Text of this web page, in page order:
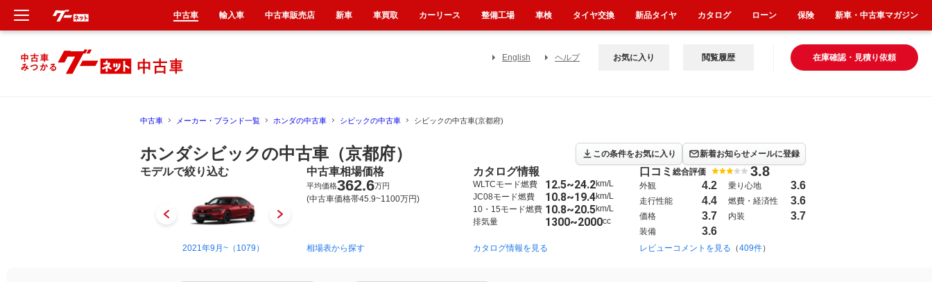
English ヘルプ 在庫確認・見積り依頼
お気に入り 閲覧履歴
中古車 メーカー・ブランド一覧 ホンダの中古車 シビックの中古車 シビックの中古車(京都府)
ホンダシビックの中古車（京都府） この条件をお気に入り 新着お知らせメールに登録
モデルで絞り込む
2021年9月~（1079） 2017年9月~2020年8月（63） 2017年9月~2021年6月（459） 2015年12月~2016年6月（22） 2009年11月~2012年6月（59）
中古車相場価格
平均価格362.6万円
(中古車価格帯45.9~1100万円)
相場表から探す
カタログ情報
WLTCモード燃費 12.5~24.2km/L
JC08モード燃費
10.8~19.4km/L
10・15モード燃費 10.8~20.5km/L
排気量
1300~2000cc
カタログ情報を見る
口コミ 総合評価 3.8
外観 4.2 乗り心地 3.6
走行性能 4.4 燃費・経済性 3.6
価格 3.7 内装 3.7
装備 3.6
レビューコメントを見る （409件）
中古車 輸入車 中古車販売店 新車 車買取 カーリース 整備工場 車検 タイヤ交換 新品タイヤ カタログ ローン 保険 新車・中古車マガジン
新車